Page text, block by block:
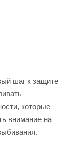
шаг к защите
которые
внимание на